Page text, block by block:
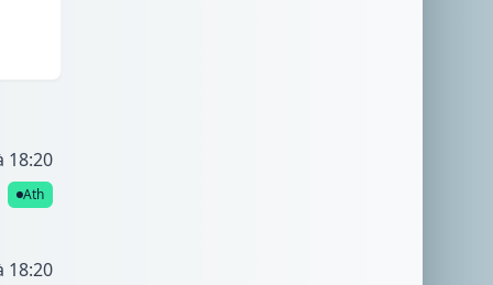
18:20
Ath
18:20